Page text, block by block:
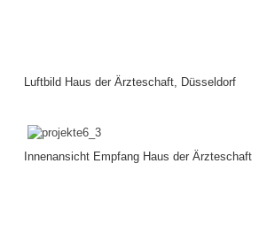
Luftbild Haus der Ärzteschaft, Düsseldorf
Innenansicht Empfang Haus der Ärzteschaft